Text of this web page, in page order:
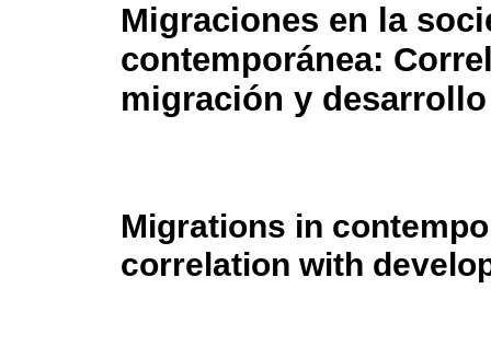
Migraciones en la
contemporánea:
migración y desarrollo
Migrations in
correlation with